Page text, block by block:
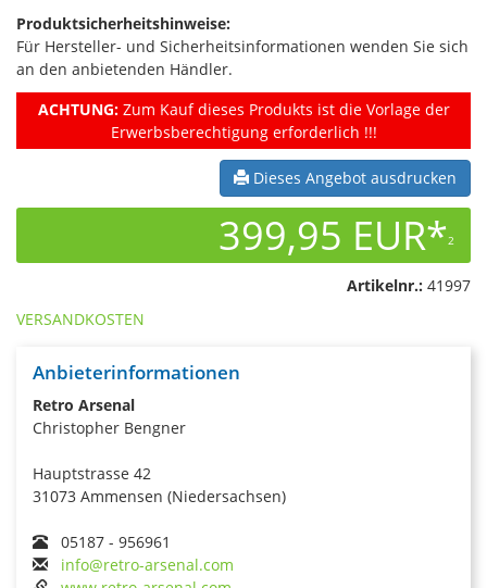
Produktsicherheitshinweise:
Für Hersteller- und Sicherheitsinformationen wenden Sie sich
an den anbietenden Händler.
ACHTUNG:Zum Kauf dieses Produkts ist die Vorlage der
Erwerbsberechtigung erforderlich !!!
Dieses Angebot ausdrucken
399,95 EUR*2
Artikelnr.: 41997
VERSANDKOSTEN
Anbieterinformationen
Retro Arsenal
Christopher Bengner
Hauptstrasse 42
31073 Ammensen (Niedersachsen)
05187 - 956961
info@retro-arsenal.com